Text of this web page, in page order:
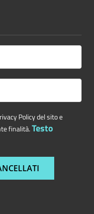
Policy del sito e
finalità.Testo